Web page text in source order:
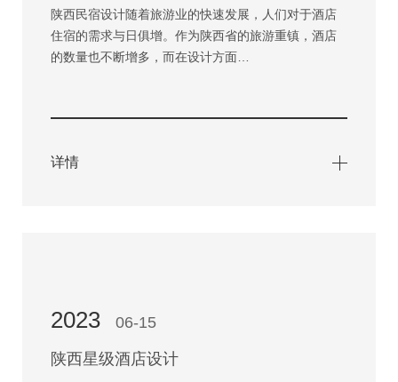
陕西民宿设计随着旅游业的快速发展，人们对于酒店
住宿的需求与日俱增。作为陕西省的旅游重镇，酒店
的数量也不断增多，而在设计方面…
详情
2023 06-15
陕西星级酒店设计